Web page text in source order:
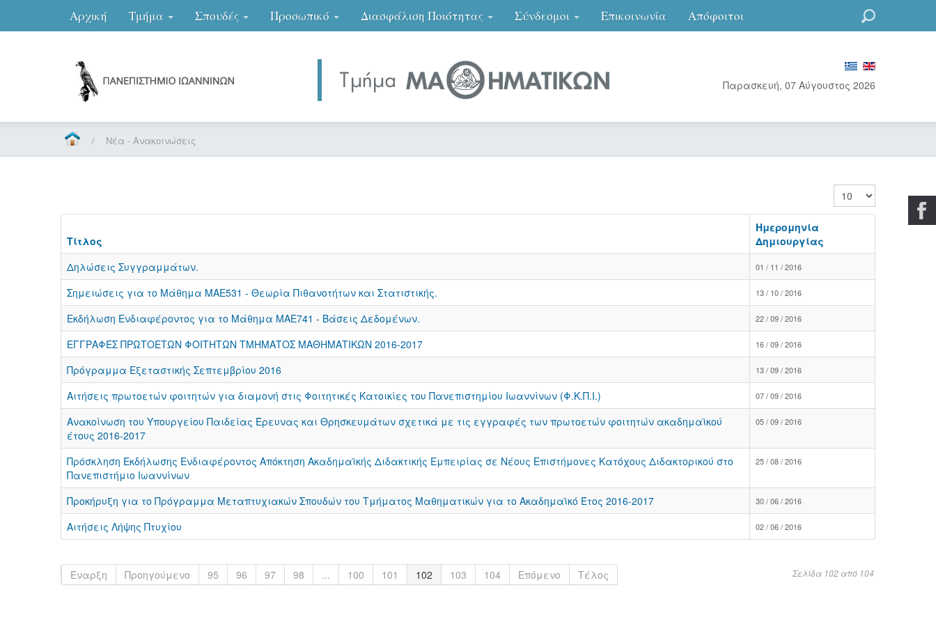
Αρχική Τμήμα Σπουδές Προσωπικό Διασφάλιση Ποιότητας Σύνδεσμοι Επικοινωνία Απόφοιτοι
Παρασκευή, 07 Αύγουστος 2026
/ Νέα - Ανακοινώσεις
Εμφάνιση #
Τίτλος
Ημερομηνία
Δημιουργίας
Δηλώσεις Συγγραμμάτων.
01 / 11 / 2016
Σημειώσεις για το Μάθημα ΜΑΕ531 - Θεωρία Πιθανοτήτων και Στατιστικής. 13 / 10 / 2016
Εκδήλωση Ενδιαφέροντος για το Μάθημα ΜΑΕ741 - Βάσεις Δεδομένων. 22 / 09 / 2016
ΕΓΓΡΑΦΕΣ ΠΡΩΤΟΕΤΩΝ ΦΟΙΤΗΤΩΝ ΤΜΗΜΑΤΟΣ ΜΑΘΗΜΑΤΙΚΩΝ 2016-2017 16 / 09 / 2016
Πρόγραμμα Εξεταστικής Σεπτεμβρίου 2016 13 / 09 / 2016
Αιτήσεις πρωτοετών φοιτητών για διαμονή στις Φοιτητικές Κατοικίες του Πανεπιστημίου Ιωαννίνων (Φ.Κ.Π.Ι.) 07 / 09 / 2016
Ανακοίνωση του Υπουργείου Παιδείας Έρευνας και Θρησκευμάτων σχετικά με τις εγγραφές των πρωτοετών φοιτητών ακαδημαϊκού
έτους 2016-2017
05 / 09 / 2016
Πρόσκληση Εκδήλωσης Ενδιαφέροντος Απόκτηση Ακαδημαϊκής Διδακτικής Εμπειρίας σε Νέους Επιστήμονες Κατόχους Διδακτορικού στο
Πανεπιστήμιο Ιωαννίνων
25 / 08 / 2016
Προκήρυξη για το Πρόγραμμα Μεταπτυχιακών Σπουδών του Τμήματος Μαθηματικών για το Ακαδημαϊκό Έτος 2016-2017 30 / 06 / 2016
Αιτήσεις Λήψης Πτυχίου 02 / 06 / 2016
Σελίδα 102 από 104
Έναρξη Προηγούμενο 95 96 97 98 ... 100 101 102 103 104 Επόμενο Τέλος